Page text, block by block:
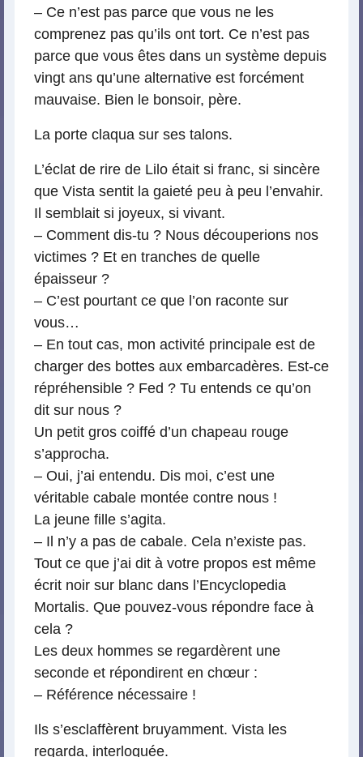
– Ce n’est pas parce que vous ne les
comprenez pas qu’ils ont tort. Ce n’est pas
parce que vous êtes dans un système depuis
vingt ans qu’une alternative est forcément
mauvaise. Bien le bonsoir, père.
La porte claqua sur ses talons.
L’éclat de rire de Lilo était si franc, si sincère
que Vista sentit la gaieté peu à peu l’envahir.
Il semblait si joyeux, si vivant.
– Comment dis-tu ? Nous découperions nos
victimes ? Et en tranches de quelle
épaisseur ?
– C’est pourtant ce que l’on raconte sur
vous…
– En tout cas, mon activité principale est de
charger des bottes aux embarcadères. Est-ce
répréhensible ? Fed ? Tu entends ce qu’on
dit sur nous ?
Un petit gros coiffé d’un chapeau rouge
s’approcha.
– Oui, j’ai entendu. Dis moi, c’est une
véritable cabale montée contre nous !
La jeune fille s’agita.
– Il n’y a pas de cabale. Cela n’existe pas.
Tout ce que j’ai dit à votre propos est même
écrit noir sur blanc dans l’Encyclopedia
Mortalis. Que pouvez-vous répondre face à
cela ?
Les deux hommes se regardèrent une
seconde et répondirent en chœur :
– Référence nécessaire !
Ils s’esclaffèrent bruyamment. Vista les
regarda, interloquée.